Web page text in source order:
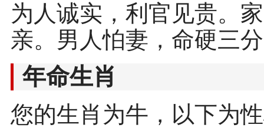
为人诚实，利官见贵。
亲。男人怕妻，命硬三
年命生肖
您的生肖为牛，以下为